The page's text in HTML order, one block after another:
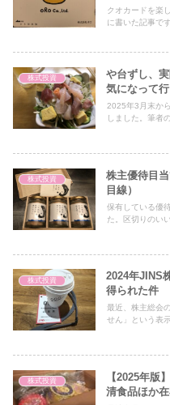
クオカードを楽
に書いた記事です
株式投資
や台ずし、
気になって
2025年3月末か
しました。筆者
株式投資
株主優待目
目線）
保有している優
た。区切りのい
株式投資
2024年JINS
得られた件
最近、株主総会
せん」という表
株式投資
【2025年版
清食品ほか